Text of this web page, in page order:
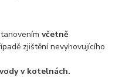
včetně
zjištění nevyhovujícího
v kotelnách.